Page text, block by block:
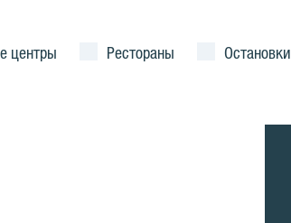
центры Рестораны Остановки